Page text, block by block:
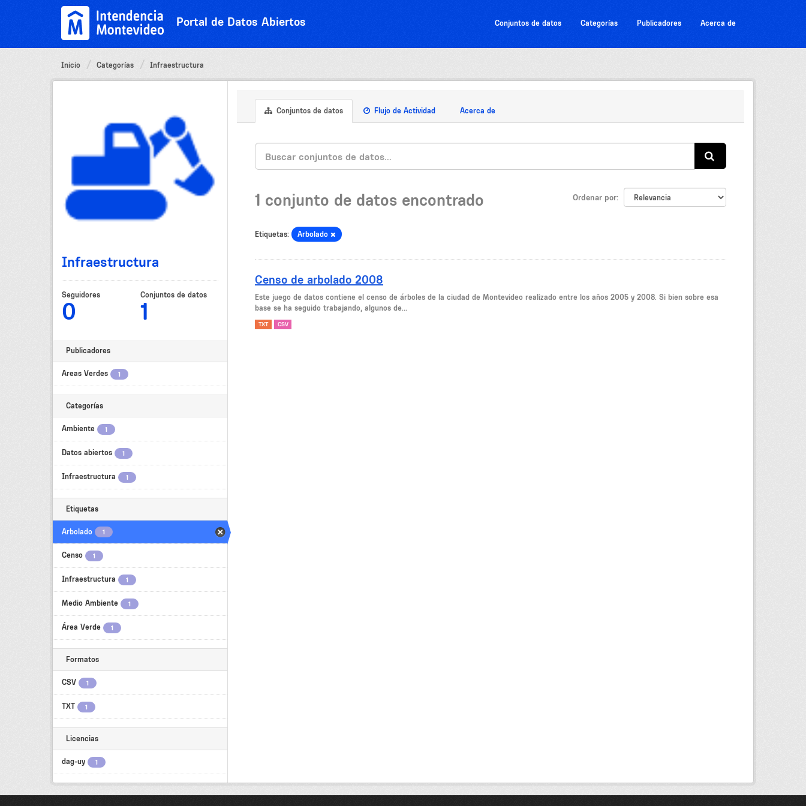
Portal de Datos Abiertos Conjuntos de datos Categorías Publicadores Acerca de
Inicio Categorías Infraestructura
Infraestructura
Seguidores
0
Conjuntos de datos
1
Publicadores
Areas Verdes 1
Categorías
Ambiente 1
Datos abiertos 1
Infraestructura 1
Etiquetas
Arbolado 1
Censo 1
Infraestructura 1
Medio Ambiente 1
Área Verde 1
Formatos
CSV 1
TXT 1
Licencias
dag-uy 1
Conjuntos de datos Flujo de Actividad Acerca de
Ordenar por
1 conjunto de datos encontrado
Etiquetas: Arbolado
Censo de arbolado 2008
Este juego de datos contiene el censo de árboles de la ciudad de Montevideo realizado entre los años 2005 y 2008. Si bien sobre esa
base se ha seguido trabajando, algunos de...
TXT CSV